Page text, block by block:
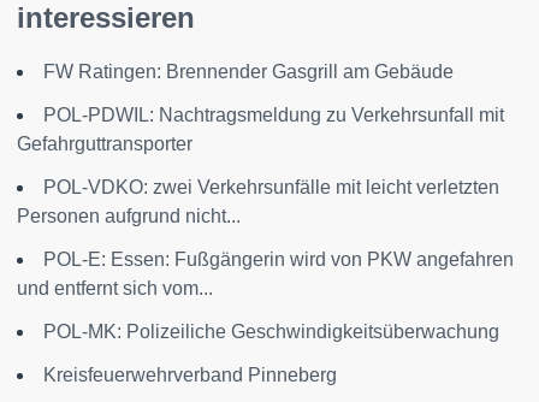
interessieren
FW Ratingen: Brennender Gasgrill am Gebäude
POL-PDWIL: Nachtragsmeldung zu Verkehrsunfall mit
Gefahrguttransporter
POL-VDKO: zwei Verkehrsunfälle mit leicht verletzten
Personen aufgrund nicht...
POL-E: Essen: Fußgängerin wird von PKW angefahren
und entfernt sich vom...
POL-MK: Polizeiliche Geschwindigkeitsüberwachung
Kreisfeuerwehrverband Pinneberg